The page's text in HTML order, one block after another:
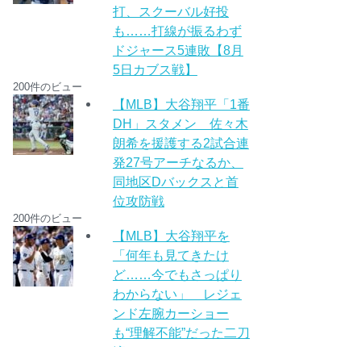
打、スクーバル好投
も……打線が振るわず
ドジャース5連敗【8月
5日カブス戦】
200件のビュー
【MLB】大谷翔平「1番
DH」スタメン 佐々木
朗希を援護する2試合連
発27号アーチなるか、
同地区Dバックスと首
位攻防戦
200件のビュー
【MLB】大谷翔平を
「何年も見てきたけ
ど……今でもさっぱり
わからない」 レジェ
ンド左腕カーショー
も“理解不能”だった二刀